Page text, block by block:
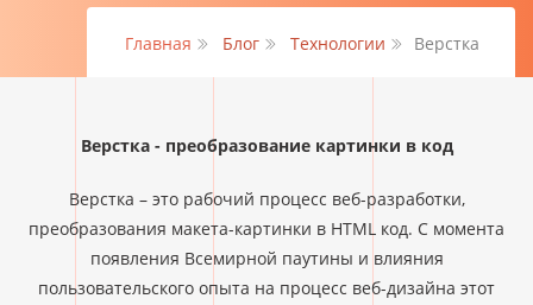
Главная Блог Технологии Верстка
Верстка - преобразование картинки в код
Верстка – это рабочий процесс веб-разработки,
преобразования макета-картинки в HTML код. С момента
появления Всемирной паутины и влияния
пользовательского опыта на процесс веб-дизайна этот